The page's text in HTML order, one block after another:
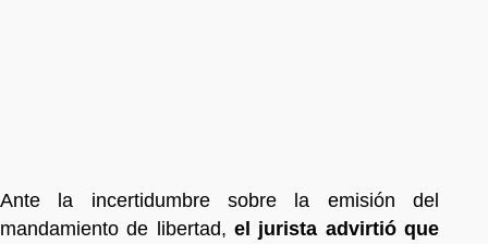
Ante la incertidumbre sobre la emisión del
mandamiento de libertad, el jurista advirtió que